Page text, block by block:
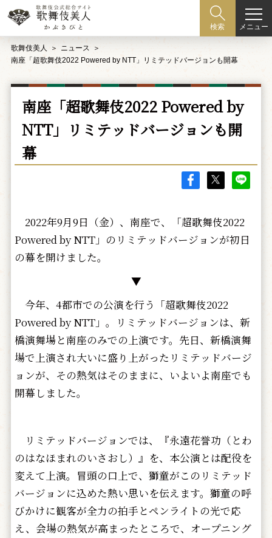
検索 メニュー
歌舞伎美人
ニュース
南座「超歌舞伎2022 Powered by NTT」リミテッドバージョンも開幕
南座「超歌舞伎2022 Powered by
NTT」リミテッドバージョンも開
幕
2022年9月9日（金）、南座で、「超歌舞伎2022
Powered by NTT」のリミテッドバージョンが初日
の幕を開けました。
▼
今年、4都市での公演を行う「超歌舞伎2022
Powered by NTT」。リミテッドバージョンは、新
橋演舞場と南座のみでの上演です。先日、新橋演舞
場で上演され大いに盛り上がったリミテッドバージ
ョンが、その熱気はそのままに、いよいよ南座でも
開幕しました。
リミテッドバージョンでは、『永遠花誉功（とわ
のはなほまれのいさおし）』を、本公演とは配役を
変えて上演。冒頭の口上で、獅童がこのリミテッド
バージョンに込めた熱い思いを伝えます。獅童の呼
びかけに観客が全力の拍手とペンライトの光で応
え、会場の熱気が高まったところで、オープニング